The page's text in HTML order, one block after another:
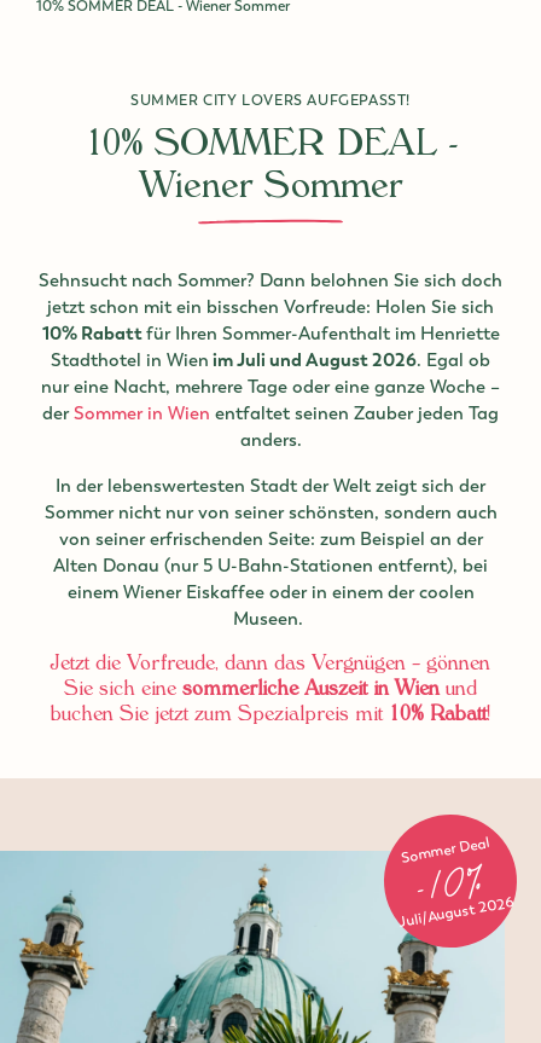
10% SOMMER DEAL - Wiener Sommer
10% SOMMER DEAL -
Wiener Sommer
SUMMER CITY LOVERS AUFGEPASST!
Sehnsucht nach Sommer? Dann belohnen Sie sich doch
jetzt schon mit ein bisschen Vorfreude: Holen Sie sich
10% Rabattfür Ihren Sommer-Aufenthalt im Henriette
Stadthotel in Wien im Juli und August 2026. Egal ob
nur eine Nacht, mehrere Tage oder eine ganze Woche –
derSommer in Wien entfaltet seinen Zauber jeden Tag
anders.
In der lebenswertesten Stadt der Welt zeigt sich der
Sommer nicht nur von seiner schönsten, sondern auch
von seiner erfrischenden Seite: zum Beispiel an der
Alten Donau (nur 5 U-Bahn-Stationen entfernt), bei
einem Wiener Eiskaffee oder in einem der coolen
Museen.
Jetzt die Vorfreude, dann das Vergnügen – gönnen
Sie sich eine sommerliche Auszeit in Wienund
buchen Sie jetzt zum Spezialpreis mit 10% Rabatt!
Sommer Deal
-10%
Juli/August 2026